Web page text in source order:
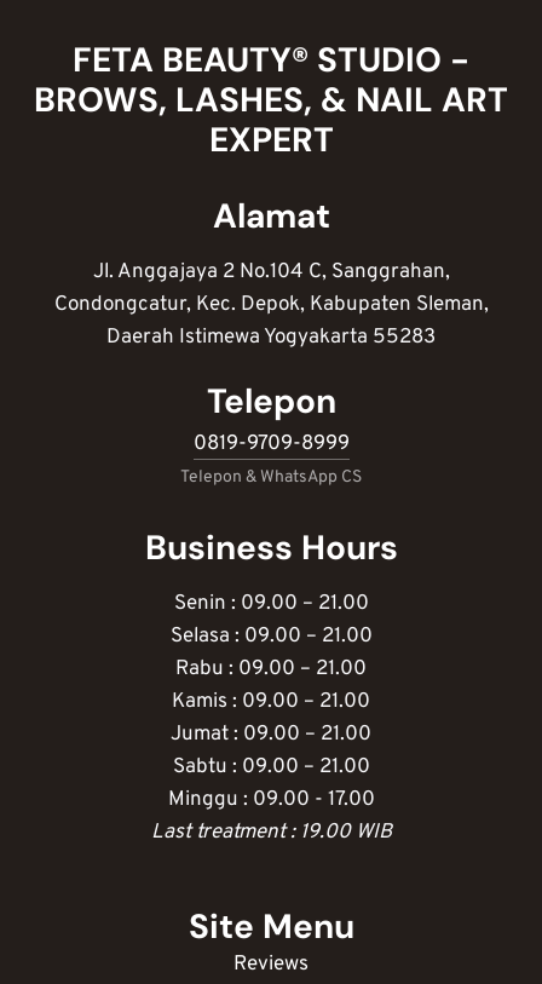
DAN
KEPRIBADIAN
FETA BEAUTY® STUDIO -
BROWS, LASHES, & NAIL ART
EXPERT
Alamat
Jl. Anggajaya 2 No.104 C, Sanggrahan,
Condongcatur, Kec. Depok, Kabupaten Sleman,
Daerah Istimewa Yogyakarta 55283
Telepon
0819-9709-8999
Telepon & WhatsApp CS
Business Hours
Senin : 09.00 – 21.00
Selasa : 09.00 – 21.00
Rabu : 09.00 – 21.00
Kamis : 09.00 – 21.00
Jumat : 09.00 – 21.00
Sabtu : 09.00 – 21.00
Minggu : 09.00 - 17.00
Last treatment : 19.00 WIB
Site Menu
Reviews